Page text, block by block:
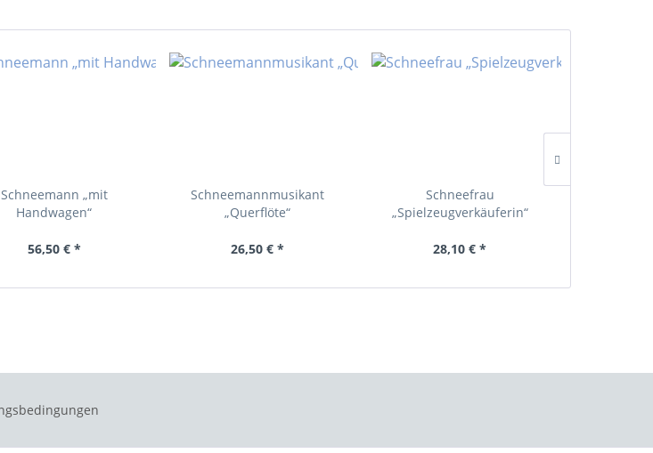
Schneemann „mit
Handwagen“
56,50 € *
Schneemannmusikant
„Querflöte“
26,50 € *
Schneefrau
„Spielzeugverkäuferin“
28,10 € *